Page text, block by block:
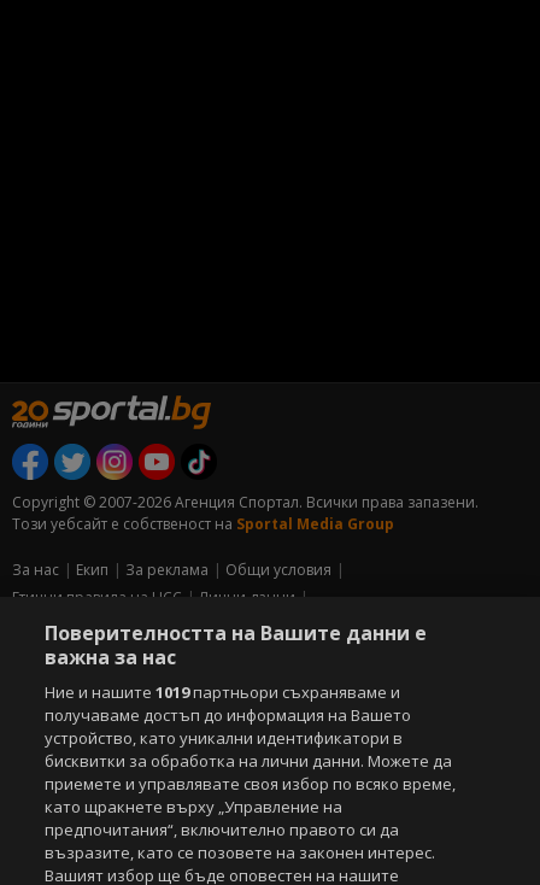
Copyright © 2007-2026 Агенция Спортал. Всички права запазени.
Този уебсайт е собственост на Sportal Media Group
За нас Екип За рекламa
Общи условия
Етични правила на НСС
Лични данни
Управление на предпочитания
Съдържанието на този уеб сайт и технологиите, използвани в него, са
под закрила на Закона за авторското право и сродните му права.
Всички статии, репортажи, интервюта и други текстови, графични и
видео материали, публикувани в сайта, са собственост на Агенция
Спортал, освен ако изрично е посочено друго. Допуска се
публикуване на текстови материали само след писмено съгласие на
Агенция Спортал, посочване на източника и добавяне на линк към
www.sportal.bg. Използването на графични и видео материали,
публикувани в сайта, е строго забранено. Нарушителите ще бъдат
санкционирани с цялата строгост на закона.
Поверителността на Вашите данни е
важна за нас
Ние и нашите1019партньори съхраняваме и
получаваме достъп до информация на Вашето
устройство, като уникални идентификатори в
бисквитки за обработка на лични данни. Можете да
приемете и управлявате своя избор по всяко време,
като щракнете върху „Управление на
предпочитания“, включително правото си да
възразите, като се позовете на законен интерес.
Вашият избор ще бъде оповестен на нашите